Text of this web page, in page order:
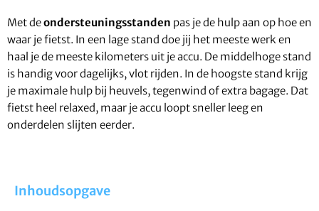
Met deondersteuningsstanden pas je de hulp aan op hoe en
waar je fietst. In een lage stand doe jij het meeste werk en
haal je de meeste kilometers uit je accu. De middelhoge stand
is handig voor dagelijks, vlot rijden. In de hoogste stand krijg
je maximale hulp bij heuvels, tegenwind of extra bagage. Dat
fietst heel relaxed, maar je accu loopt sneller leeg en
onderdelen slijten eerder.
Inhoudsopgave